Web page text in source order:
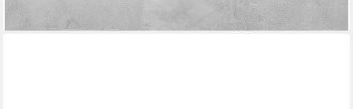
lieferbar - in 3-4 Werktagen bei dir